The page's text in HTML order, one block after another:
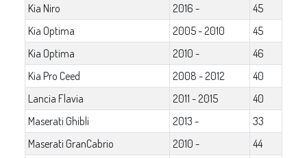
Kia Niro
2016 -
45
Kia Optima
2005 - 2010
45
Kia Optima
2010 -
46
Kia Pro Ceed
2008 - 2012
40
Lancia Flavia
2011 - 2015
40
Maserati Ghibli
2013 -
33
Maserati GranCabrio
2010 -
44